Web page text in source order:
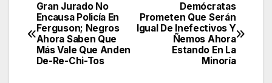
Navegación
de
entradas
Demócratas
Prometen Que Serán
Igual De Inefectivos Y
Ñemos Ahora
Estando En La
Minoría
Gran Jurado No
Encausa Policía En
Ferguson; Negros
Ahora Saben Que
Más Vale Que Anden
De-Re-Chi-Tos